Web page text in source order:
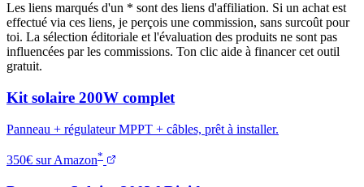
Les liens marqués d'un * sont des liens d'affiliation. Si un achat est
effectué via ces liens, je perçois une commission, sans surcoût pour
toi. La sélection éditoriale et l'évaluation des produits ne sont pas
influencées par les commissions. Ton clic aide à financer cet outil
gratuit.
Kit solaire 200W complet
Panneau + régulateur MPPT + câbles, prêt à installer.
350€ sur Amazon*